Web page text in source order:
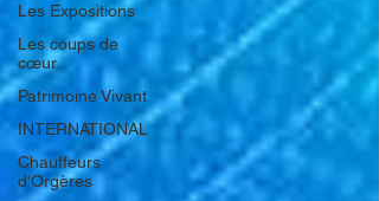
Les Expositions
Les coups de
cœur
Patrimoine Vivant
INTERNATIONAL
Chauffeurs
d'Orgères